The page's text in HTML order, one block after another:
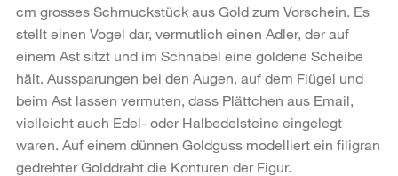
cm grosses Schmuckstück aus Gold zum Vorschein. Es
stellt einen Vogel dar, vermutlich einen Adler, der auf
einem Ast sitzt und im Schnabel eine goldene Scheibe
hält. Aussparungen bei den Augen, auf dem Flügel und
beim Ast lassen vermuten, dass Plättchen aus Email,
vielleicht auch Edel- oder Halbedelsteine eingelegt
waren. Auf einem dünnen Goldguss modelliert ein filigran
gedrehter Golddraht die Konturen der Figur.